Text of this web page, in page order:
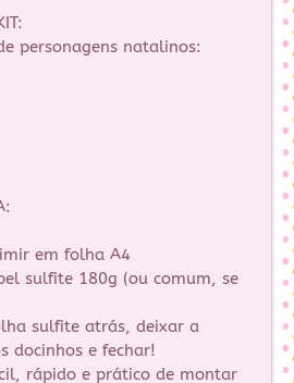
personagens natalinos:
em folha A4
sulfite 180g (ou comum, se
sulfite atrás, deixar a
docinhos e fechar!
rápido e prático de montar